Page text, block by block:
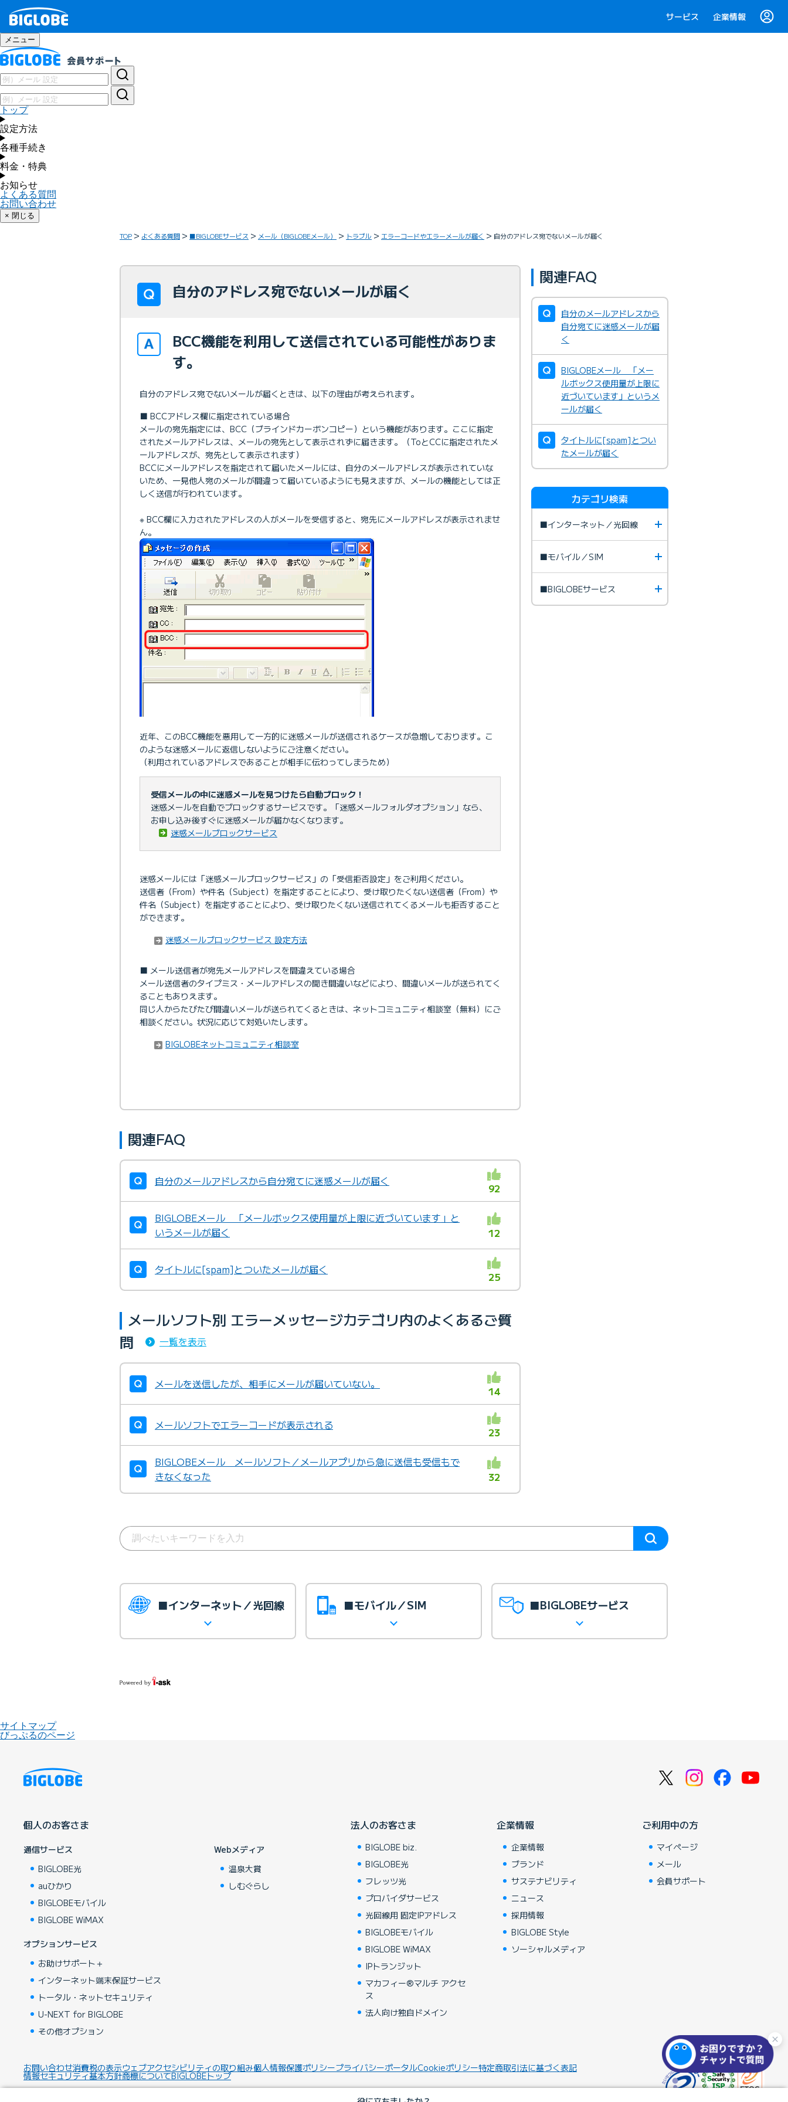
サービス 企業情報
メニュー
トップ
設定方法
各種手続き
料金・特典
お知らせ
よくある質問
お問い合わせ
× 閉じる
TOP よくある質問 ■BIGLOBEサービス メール（BIGLOBEメール） トラブル エラーコードやエラーメールが届く 自分のアドレス宛でないメールが届く
自分のアドレス宛でないメールが届く
BCC機能を利用して送信されている可能性がありま
す。
自分のアドレス宛でないメールが届くときは、以下の理由が考えられます。
■ BCCアドレス欄に指定されている場合
メールの宛先指定には、BCC（ブラインドカーボンコピー）という機能があります。ここに指定
されたメールアドレスは、メールの宛先として表示されずに届きます。（ToとCCに指定されたメ
ールアドレスが、宛先として表示されます）
BCCにメールアドレスを指定されて届いたメールには、自分のメールアドレスが表示されていな
いため、一見他人宛のメールが間違って届いているようにも見えますが、メールの機能としては正
しく送信が行われています。
※ BCC欄に入力されたアドレスの人がメールを受信すると、宛先にメールアドレスが表示されませ
ん。
近年、このBCC機能を悪用して一方的に迷惑メールが送信されるケースが急増しております。こ
のような迷惑メールに返信しないようにご注意ください。
（利用されているアドレスであることが相手に伝わってしまうため）
受信メールの中に迷惑メールを見つけたら自動ブロック！
迷惑メールを自動でブロックするサービスです。「迷惑メールフォルダオプション」なら、
お申し込み後すぐに迷惑メールが届かなくなります。
迷惑メールブロックサービス
迷惑メールには「迷惑メールブロックサービス」の「受信拒否設定」をご利用ください。
送信者（From）や件名（Subject）を指定することにより、受け取りたくない送信者（From）や
件名（Subject）を指定することにより、受け取りたくない送信されてくるメールも拒否すること
ができます。
迷惑メールブロックサービス 設定方法
■ メール送信者が宛先メールアドレスを間違えている場合
メール送信者のタイプミス・メールアドレスの聞き間違いなどにより、間違いメールが送られてく
ることもありえます。
同じ人からたびたび間違いメールが送られてくるときは、ネットコミュニティ相談室（無料）にご
相談ください。状況に応じて対処いたします。
BIGLOBEネットコミュニティ相談室
関連FAQ
自分のメールアドレスから自分宛てに迷惑メールが届く
92
BIGLOBEメール 「メールボックス使用量が上限に近づいています」と
いうメールが届く
12
タイトルに[spam]とついたメールが届く
25
メールソフト別 エラーメッセージカテゴリ内のよくあるご質
問
一覧を表示
メールを送信したが、相手にメールが届いていない。
14
メールソフトでエラーコードが表示される
23
BIGLOBEメール メールソフト／メールアプリから急に送信も受信もで
きなくなった
32
関連FAQ
自分のメールアドレスから
自分宛てに迷惑メールが届
く
BIGLOBEメール 「メー
ルボックス使用量が上限に
近づいています」というメ
ールが届く
タイトルに[spam]とつい
たメールが届く
カテゴリ検索
■インターネット／光回線
■モバイル／SIM
■BIGLOBEサービス
■インターネット／光回線 ■モバイル／SIM ■BIGLOBEサービス
サイトマップ
びっぷるのページ
個人のお客さま
通信サービス
BIGLOBE光
auひかり
BIGLOBEモバイル
BIGLOBE WiMAX
オプションサービス
お助けサポート＋
インターネット端末保証サービス
トータル・ネットセキュリティ
U-NEXT for BIGLOBE
その他オプション
Webメディア
温泉大賞
しむぐらし
法人のお客さま
BIGLOBE biz.
BIGLOBE光
フレッツ光
プロバイダサービス
光回線用 固定IPアドレス
BIGLOBEモバイル
BIGLOBE WiMAX
IPトランジット
マカフィー®マルチ アクセ
ス
法人向け独自ドメイン
企業情報
企業情報
ブランド
サステナビリティ
ニュース
採用情報
BIGLOBE Style
ソーシャルメディア
ご利用中の方
マイページ
メール
会員サポート
お問い合わせ消費税の表示ウェブアクセシビリティの取り組み個人情報保護ポリシープライバシーポータルCookieポリシー特定商取引法に基づく表記
情報セキュリティ基本方針商標についてBIGLOBEトップ